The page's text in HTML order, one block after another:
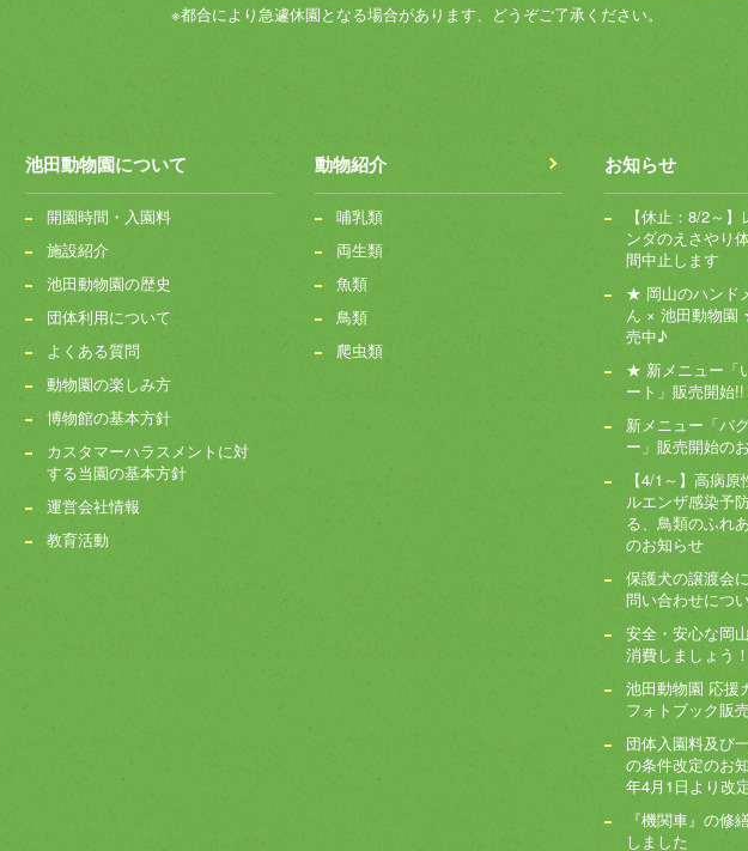
※都合により急遽休園となる場合があります、どうぞご了承ください。
池田動物園について
開園時間・入園料
施設紹介
池田動物園の歴史
団体利用について
よくある質問
動物園の楽しみ方
博物館の基本方針
カスタマーハラスメントに対
する当園の基本方針
運営会社情報
教育活動
動物紹介
哺乳類
両生類
魚類
鳥類
爬虫類
お知らせ
【休止：8/2～
ンダのえさやり
間中止します
★ 岡山のハンド
ん × 池田動物園
売中♪
★ 新メニュー「
ート」販売開始
新メニュー「バ
ー」販売開始の
【4/1～】高病
ルエンザ感染予
る、鳥類のふれ
のお知らせ
保護犬の譲渡会
問い合わせにつ
安全・安心な岡
消費しましょう
池田動物園 応援
フォトブック販
団体入園料及び
の条件改定のお
年4月1日より改定
『機関車』の修
しました